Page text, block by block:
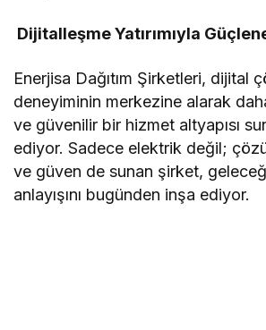
Dijitalleşme Yatırımıyla
Enerjisa Dağıtım Şirketleri, dijital
deneyiminin merkezine alarak
ve güvenilir bir hizmet altyapısı
ediyor. Sadece elektrik değil;
ve güven de sunan şirket,
anlayışını bugünden inşa ediyor.